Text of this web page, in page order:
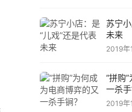
苏宁
未来
2019年
“拼购
一杀手
2019年